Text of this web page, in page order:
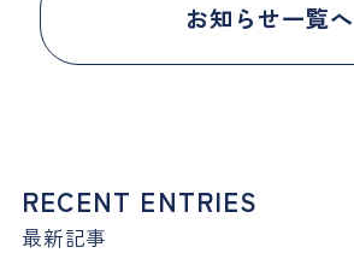
お知らせ一覧へ
RECENT ENTRIES
最新記事